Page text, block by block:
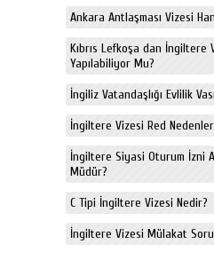
Ankara Antlaşması Vizesi
Kıbrıs Lefkoşa dan İngiltere
Yapılabiliyor Mu?
İngiliz Vatandaşlığı Evlilik
İngiltere Vizesi Red
İngiltere Siyasi Oturum İzni
Müdür?
C Tipi İngiltere Vizesi Nedir?
İngiltere Vizesi Mülakat